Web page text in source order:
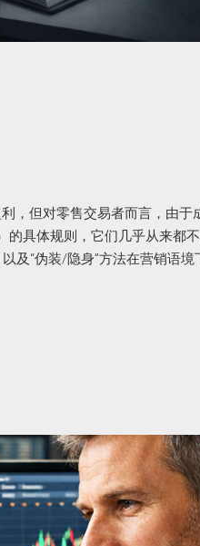
，但对零售交易者而言，由于
具体规则，它们几乎从来都不
及“伪装/隐身”方法在营销语